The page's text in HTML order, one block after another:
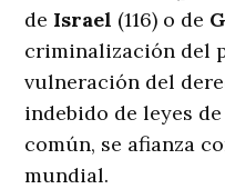
de Israel (116) o de
criminalización del
vulneración del
indebido de leyes
común, se afianza
mundial.